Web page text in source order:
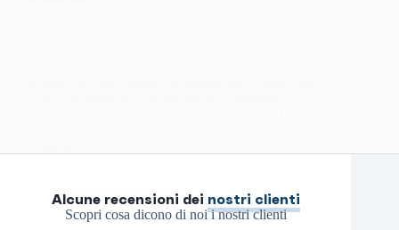
Alcune recensioni dei nostri clienti
Scopri cosa dicono di noi i nostri clienti